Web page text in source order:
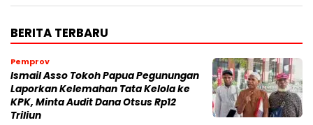
BERITA TERBARU
Pemprov
Ismail Asso Tokoh Papua Pegunungan
Laporkan Kelemahan Tata Kelola ke
KPK, Minta Audit Dana Otsus Rp12
Triliun